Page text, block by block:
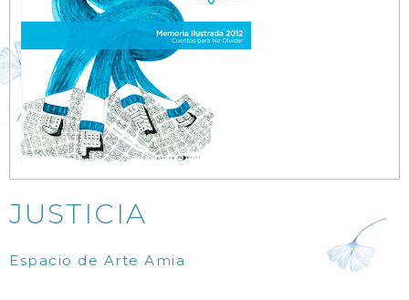
JUSTICIA
Espacio de Arte Amia